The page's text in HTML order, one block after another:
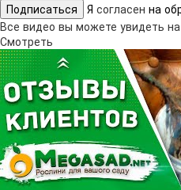
Подписаться Я согласен на
Все видео вы можете увидеть
Смотреть